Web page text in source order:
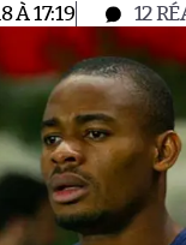
À 17:19 12